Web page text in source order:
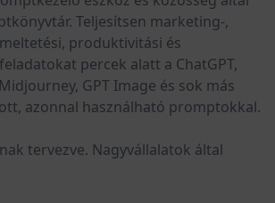
Teljesítsen marketing-,
produktivitási és
percek alatt a ChatGPT,
GPT Image és sok más
azonnal használható promptokkal.
tervezve. Nagyvállalatok által